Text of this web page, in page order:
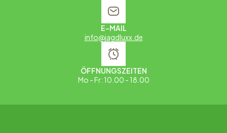
E-MAIL
info@jagdluxx.de
ÖFFNUNGSZEITEN
Mo - Fr: 10.00 - 18.00